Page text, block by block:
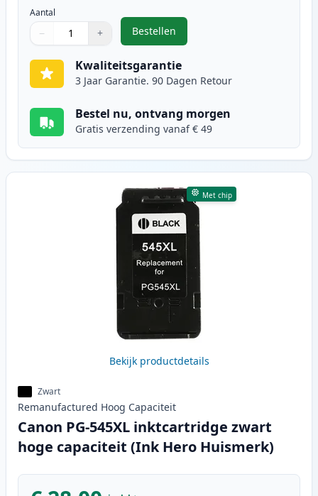
Aantal
Gebruik de knoppen om aan te passen
− +
1
Bestellen
,2 stuks Canon PG-545XL / CL-
Kwaliteitsgarantie
3 Jaar Garantie. 90 Dagen Retour
Bestel nu, ontvang morgen
Gratis verzending vanaf € 49
Met chip
Bekijk productdetails
Zwart
Remanufactured Hoog Capaciteit
Canon PG-545XL inktcartridge zwart
hoge capaciteit (Ink Hero Huismerk)